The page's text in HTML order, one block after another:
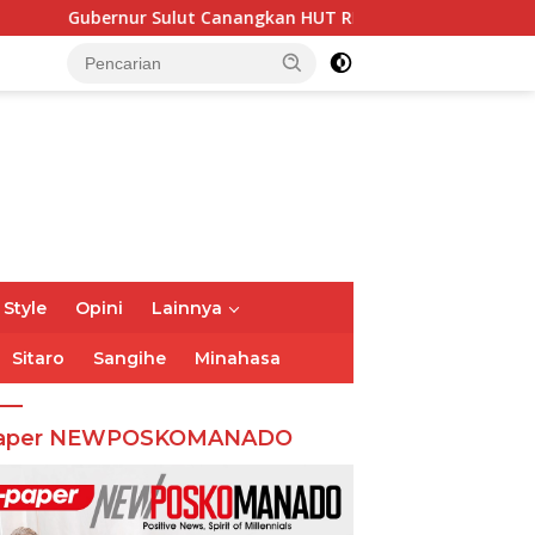
Sulut Canangkan HUT RI ke-81 dan HUT Sulut ke-62,
Opini Lainnya
Sitaro Sangihe Minahasa
NEWPOSKOMANADO